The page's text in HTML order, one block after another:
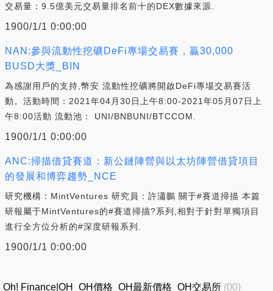
交易量：9.5億美元交易量排名前十的DEX數據來源.
1900/1/1 0:00:00
NAN:參與流動性挖礦DeFi專場交易賽，贏30,000
BUSD大獎_BIN
為感謝用戶的支持,幣安 流動性挖礦將開啟DeFi專場交易賽活
動。活動時間：2021年04月30日上午8:00-2021年05月07日上
午8:00活動 流動池： UNI/BNBUNI/BTCCOM.
1900/1/1 0:00:00
ANC:掃描借貸賽道：新公鏈陣營與以太坊陣營借貸項目
的發展和博弈趨勢_NCE
研究機構：MintVentures 研究員：許瀟鵬 關于#賽道掃描 本篇
研報屬于MintVentures的#賽道掃描?系列,相對于針對單獨項目
進行全方位分析的#深度研報系列.
1900/1/1 0:00:00
Oh! Finance|OH_OH價格_OH最新價格_OH交易所 (00)